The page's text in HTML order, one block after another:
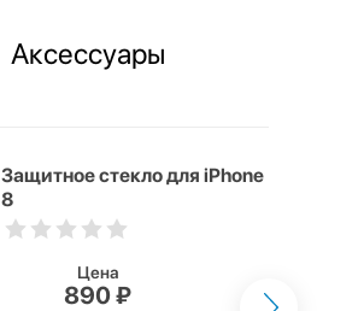
Аксессуары
Защитное стекло для iPhone
8
Цена
890 ₽